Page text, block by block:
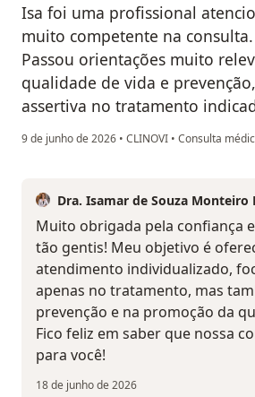
Isa foi uma profissional
muito competente na consulta.
Passou orientações muito
qualidade de vida e
assertiva no tratamento
9 de junho de 2026 • CLINOVI • Consulta
Dra. Isamar de Souza Monteiro
Muito obrigada pela confiança
tão gentis! Meu objetivo é
atendimento individualizado,
apenas no tratamento, mas
prevenção e na promoção da
Fico feliz em saber que nossa
para você!
18 de junho de 2026